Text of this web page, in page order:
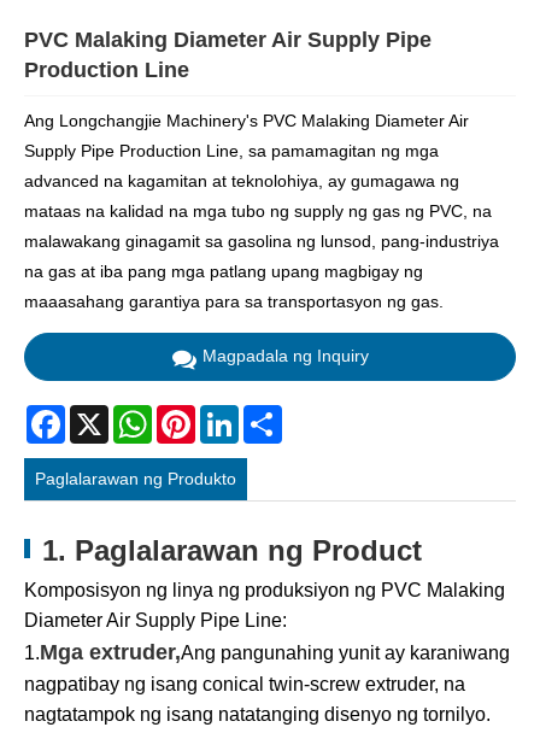
PVC Malaking Diameter Air Supply Pipe
Production Line
Ang Longchangjie Machinery's PVC Malaking Diameter Air
Supply Pipe Production Line, sa pamamagitan ng mga
advanced na kagamitan at teknolohiya, ay gumagawa ng
mataas na kalidad na mga tubo ng supply ng gas ng PVC, na
malawakang ginagamit sa gasolina ng lunsod, pang-industriya
na gas at iba pang mga patlang upang magbigay ng
maaasahang garantiya para sa transportasyon ng gas.
Magpadala ng Inquiry
Facebook
X WhatsAppPinterestLinkedIn
Paglalarawan ng Produkto
1. Paglalarawan ng Product
Komposisyon ng linya ng produksiyon ng PVC Malaking
Diameter Air Supply Pipe Line:
1.Mga extruder,Ang pangunahing yunit ay karaniwang
nagpatibay ng isang conical twin-screw extruder, na
nagtatampok ng isang natatanging disenyo ng tornilyo.